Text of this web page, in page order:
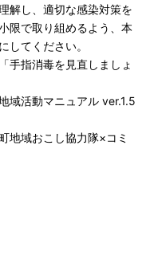
解し、適切な感染対策を
限で取り組めるよう、本
してください。
手指消毒を見直しましょ
域活動マニュアル ver.1.5
地域おこし協力隊×コミ